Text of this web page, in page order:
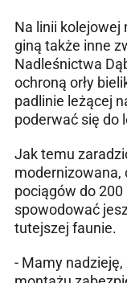
Na linii kolejowej
giną także inne
Nadleśnictwa
ochroną orły
padlinie leżącej
poderwać się do
Jak temu
modernizowana,
pociągów do
spowodować
tutejszej faunie.
- Mamy